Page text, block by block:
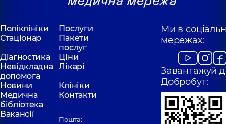
Поліклініки
Послуги
Стаціонар
Пакети
послуг
Діагностика
Ціни
Невідкладна
допомога
Лікарі
Новини
Клініки
Медична
бібліотека
Контакти
Вакансії
Пошта:
Ми в
мережах:
Завантажуй
Добробут: